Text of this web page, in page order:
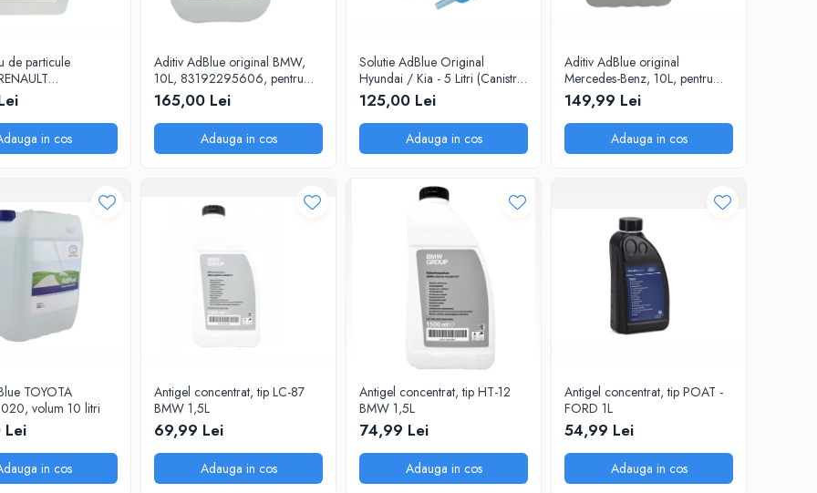
de particule
- 5 Litri
in cos
Aditiv AdBlue original BMW,
10L, 83192295606, pentru
motoarele diesel Euro 6
165,00 Lei
Adauga in cos
Solutie AdBlue Original
Hyundai / Kia - 5 Litri (Canistra
cu Picurator)
125,00 Lei
Adauga in cos
Aditiv AdBlue original
Mercedes-Benz, 10L, pentru
motoarele diesel Euro 6
149,99 Lei
Adauga in cos
TOYOTA
volum 10 litri
Lei
in cos
Antigel concentrat, tip LC-87
BMW 1,5L
69,99 Lei
Adauga in cos
Antigel concentrat, tip HT-12
BMW 1,5L
74,99 Lei
Adauga in cos
Antigel concentrat, tip POAT -
FORD 1L
54,99 Lei
Adauga in cos